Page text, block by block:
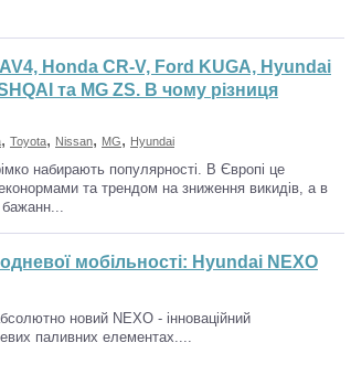
Honda CR-V, Ford KUGA, Hyundai
та MG ZS. В чому різниця
, Toyota, Nissan, MG, Hyundai
набирають популярності. В Європі це
та трендом на зниження викидів, а в
бажанн...
мобільності: Hyundai NEXO
новий NEXO - інноваційний
паливних елементах....